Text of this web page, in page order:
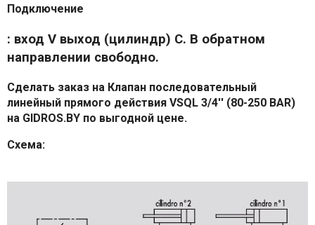
Подключение
: вход V выход (цилиндр) С. В обратном
направлении свободно.
Сделать заказ на Клапан последовательный
линейный прямого действия VSQL 3/4'' (80-250 BAR)
на GIDROS.BY по выгодной цене.
Схема: